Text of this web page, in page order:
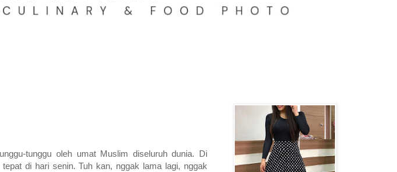
tunggu oleh umat Muslim diseluruh dunia. Di
di hari senin. Tuh kan, nggak lama lagi, nggak